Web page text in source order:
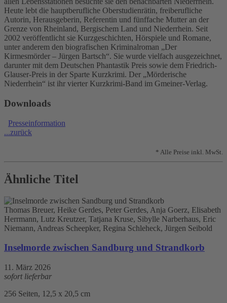
Heute lebt die hauptberufliche Oberstudienrätin, freiberufliche
Autorin, Herausgeberin, Referentin und fünffache Mutter an der
Grenze von Rheinland, Bergischem Land und Niederrhein. Seit
2002 veröffentlicht sie Kurzgeschichten, Hörspiele und Romane,
unter anderem den biografischen Kriminalroman „Der
Kirmesmörder – Jürgen Bartsch“. Sie wurde vielfach ausgezeichnet,
darunter mit dem Deutschen Phantastik Preis sowie dem Friedrich-
Glauser-Preis in der Sparte Kurzkrimi. Der „Mörderische
Niederrhein“ ist ihr vierter Kurzkrimi-Band im Gmeiner-Verlag.
Downloads
Presseinformation
...zurück
* Alle Preise inkl. MwSt.
Ähnliche Titel
Thomas Breuer, Heike Gerdes, Peter Gerdes, Anja Goerz, Elisabeth
Herrmann, Lutz Kreutzer, Tatjana Kruse, Sibylle Narberhaus, Eric
Niemann, Andreas Scheepker, Regina Schleheck, Jürgen Seibold
Inselmorde zwischen Sandburg und Strandkorb
11. März 2026
sofort lieferbar
256 Seiten, 12,5 x 20,5 cm